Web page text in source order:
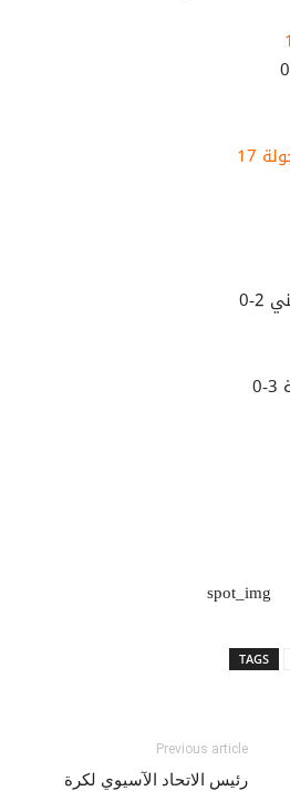
17
0
TAGS
Previous article
رئيس الاتحاد الآسيوي لكرة